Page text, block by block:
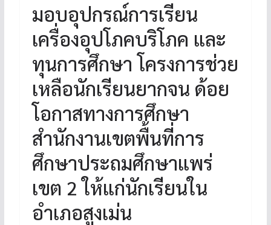
มอบอุปกรณ์การเรียน
เครื่องอุปโภคบริโภค และ
ทุนการศึกษา โครงการช่วย
เหลือนักเรียนยากจน ด้อย
โอกาสทางการศึกษา
สำนักงานเขตพื้นที่การ
ศึกษาประถมศึกษาแพร่
เขต 2 ให้แก่นักเรียนใน
อำเภอสูงเม่น